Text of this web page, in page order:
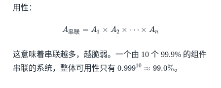
用性：
A串联 = A1 × A2 × ⋯ × An
= A 1 A × A n
这意味着串联越多，越脆弱。一个由 10 个 99.9% 的组件
串联的系统，整体可用性只有 0.99910 ≈ 99.0%
0.99910 99.0 % 。